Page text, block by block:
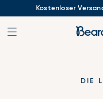
Kostenloser
DIE